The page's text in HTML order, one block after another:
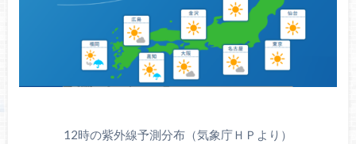
12時の紫外線予測分布（気象庁ＨＰより）